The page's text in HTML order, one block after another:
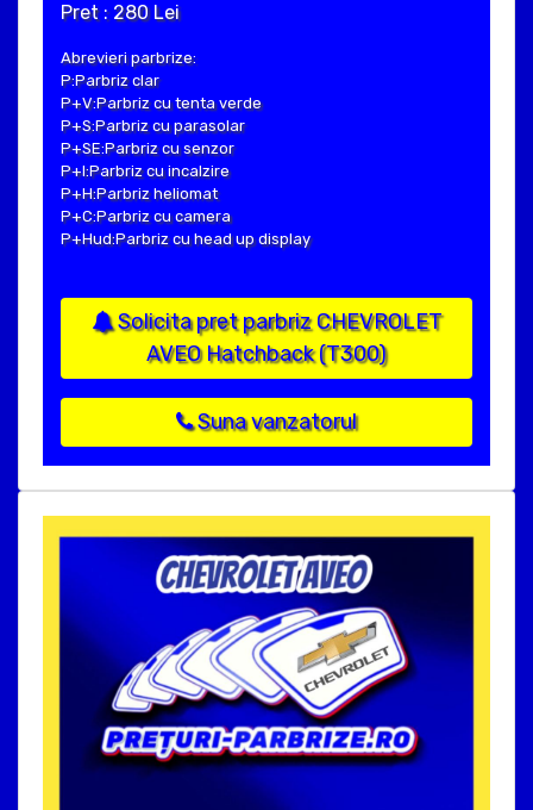
Pret : 280 Lei
Abrevieri parbrize:
P:Parbriz clar
P+V:Parbriz cu tenta verde
P+S:Parbriz cu parasolar
P+SE:Parbriz cu senzor
P+I:Parbriz cu incalzire
P+H:Parbriz heliomat
P+C:Parbriz cu camera
P+Hud:Parbriz cu head up display
Solicita pret parbriz CHEVROLET
AVEO Hatchback (T300)
Suna vanzatorul